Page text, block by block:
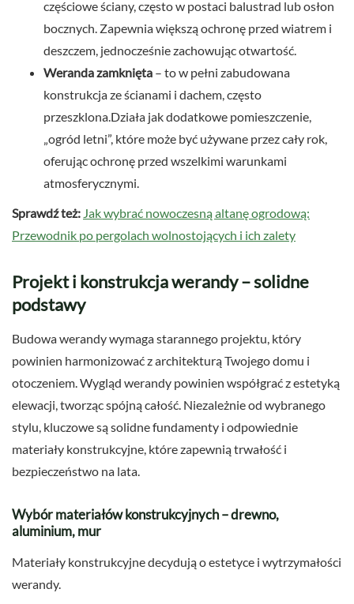
częściowe ściany, często w postaci balustrad lub osłon
bocznych. Zapewnia większą ochronę przed wiatrem i
deszczem, jednocześnie zachowując otwartość.
Weranda zamknięta – to w pełni zabudowana
konstrukcja ze ścianami i dachem, często
przeszklona.Działa jak dodatkowe pomieszczenie,
„ogród letni”, które może być używane przez cały rok,
oferując ochronę przed wszelkimi warunkami
atmosferycznymi.
Sprawdź też: Jak wybrać nowoczesną altanę ogrodową:
Przewodnik po pergolach wolnostojących i ich zalety
Projekt i konstrukcja werandy – solidne
podstawy
Budowa werandy wymaga starannego projektu, który
powinien harmonizować z architekturą Twojego domu i
otoczeniem. Wygląd werandy powinien współgrać z estetyką
elewacji, tworząc spójną całość. Niezależnie od wybranego
stylu, kluczowe są solidne fundamenty i odpowiednie
materiały konstrukcyjne, które zapewnią trwałość i
bezpieczeństwo na lata.
Wybór materiałów konstrukcyjnych – drewno,
aluminium, mur
Materiały konstrukcyjne decydują o estetyce i wytrzymałości
werandy.